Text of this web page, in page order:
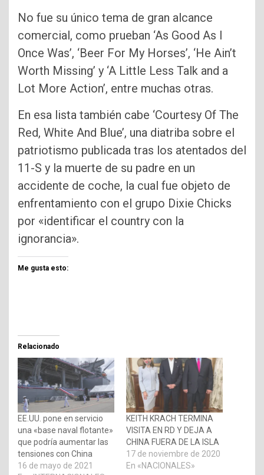
No fue su único tema de gran alcance
comercial, como prueban ‘As Good As I
Once Was’, ‘Beer For My Horses’, ‘He Ain’t
Worth Missing’ y ‘A Little Less Talk and a
Lot More Action’, entre muchas otras.
En esa lista también cabe ‘Courtesy Of The
Red, White And Blue’, una diatriba sobre el
patriotismo publicada tras los atentados del
11-S y la muerte de su padre en un
accidente de coche, la cual fue objeto de
enfrentamiento con el grupo Dixie Chicks
por «identificar el country con la
ignorancia».
Me gusta esto:
Relacionado
EE.UU. pone en servicio
una «base naval flotante»
que podría aumentar las
tensiones con China
16 de mayo de 2021
KEITH KRACH TERMINA
VISITA EN RD Y DEJA A
CHINA FUERA DE LA ISLA
17 de noviembre de 2020
En «NACIONALES»